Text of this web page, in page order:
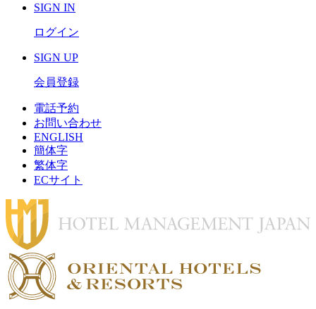
SIGN IN
ログイン
SIGN UP
会員登録
電話予約
お問い合わせ
ENGLISH
簡体字
繁体字
ECサイト